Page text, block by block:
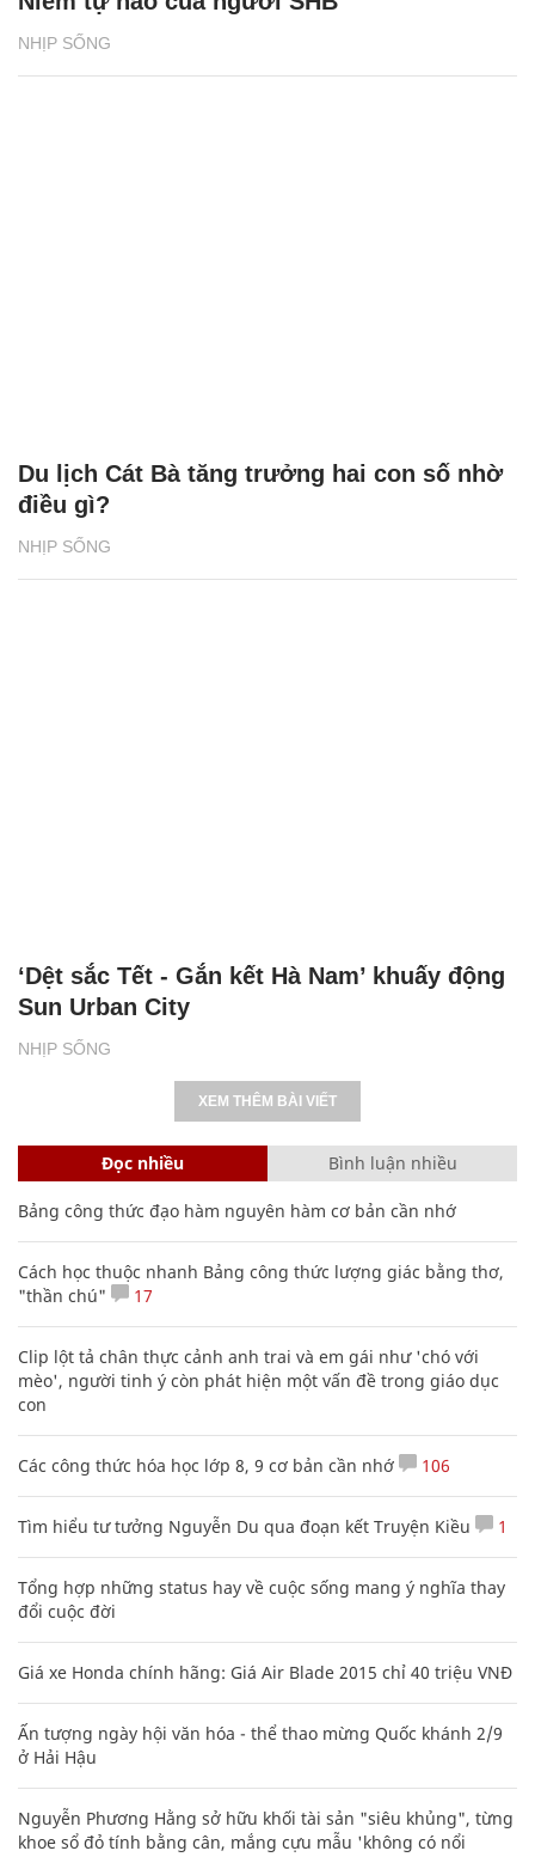
NHỊP SỐNG
NHỊP SỐNG
Du lịch Cát Bà tăng trưởng hai con số nhờ
điều gì?
NHỊP SỐNG
‘Dệt sắc Tết - Gắn kết Hà Nam’ khuấy động
Sun Urban City
XEM THÊM BÀI VIẾT
Đọc nhiều Bình luận nhiều
Bảng công thức đạo hàm nguyên hàm cơ bản cần nhớ
Cách học thuộc nhanh Bảng công thức lượng giác bằng thơ,
"thần chú"
17
Clip lột tả chân thực cảnh anh trai và em gái như 'chó với
mèo', người tinh ý còn phát hiện một vấn đề trong giáo dục
con
Các công thức hóa học lớp 8, 9 cơ bản cần nhớ 106
Tìm hiểu tư tưởng Nguyễn Du qua đoạn kết Truyện Kiều 1
Tổng hợp những status hay về cuộc sống mang ý nghĩa thay
đổi cuộc đời
Giá xe Honda chính hãng: Giá Air Blade 2015 chỉ 40 triệu VNĐ
Ấn tượng ngày hội văn hóa - thể thao mừng Quốc khánh 2/9
ở Hải Hậu
Nguyễn Phương Hằng sở hữu khối tài sản "siêu khủng", từng
khoe sổ đỏ tính bằng cân, mắng cựu mẫu 'không có nổi